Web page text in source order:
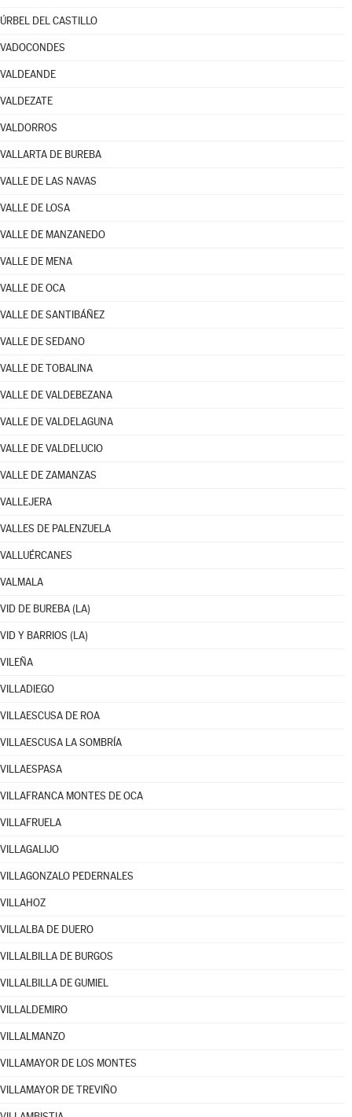
ÚRBEL DEL CASTILLO
VADOCONDES
VALDEANDE
VALDEZATE
VALDORROS
VALLARTA DE BUREBA
VALLE DE LAS NAVAS
VALLE DE LOSA
VALLE DE MANZANEDO
VALLE DE MENA
VALLE DE OCA
VALLE DE SANTIBÁÑEZ
VALLE DE SEDANO
VALLE DE TOBALINA
VALLE DE VALDEBEZANA
VALLE DE VALDELAGUNA
VALLE DE VALDELUCIO
VALLE DE ZAMANZAS
VALLEJERA
VALLES DE PALENZUELA
VALLUÉRCANES
VALMALA
VID DE BUREBA (LA)
VID Y BARRIOS (LA)
VILEÑA
VILLADIEGO
VILLAESCUSA DE ROA
VILLAESCUSA LA SOMBRÍA
VILLAESPASA
VILLAFRANCA MONTES DE OCA
VILLAFRUELA
VILLAGALIJO
VILLAGONZALO PEDERNALES
VILLAHOZ
VILLALBA DE DUERO
VILLALBILLA DE BURGOS
VILLALBILLA DE GUMIEL
VILLALDEMIRO
VILLALMANZO
VILLAMAYOR DE LOS MONTES
VILLAMAYOR DE TREVIÑO